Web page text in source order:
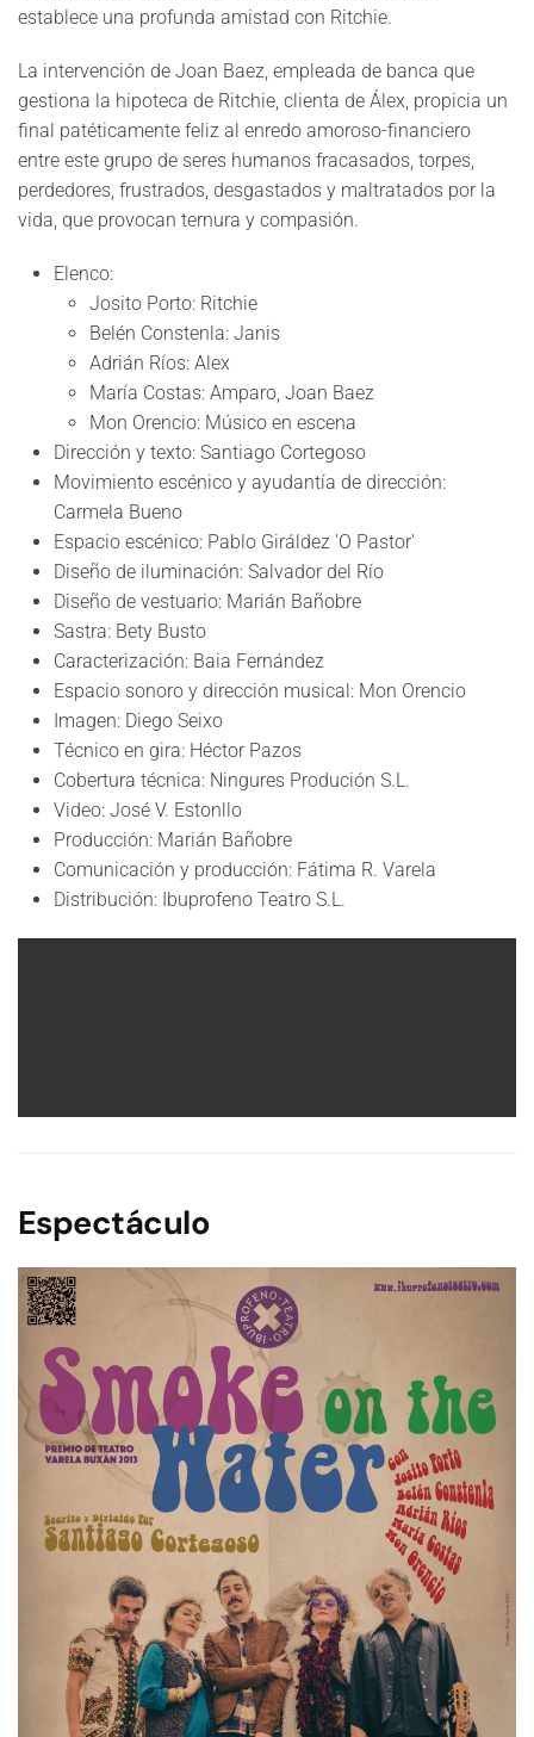
establece una profunda amistad con Ritchie.
La intervención de Joan Baez, empleada de banca que
gestiona la hipoteca de Ritchie, clienta de Álex, propicia un
final patéticamente feliz al enredo amoroso-financiero
entre este grupo de seres humanos fracasados, torpes,
perdedores, frustrados, desgastados y maltratados por la
vida, que provocan ternura y compasión.
Elenco:
Josito Porto: Ritchie
Belén Constenla: Janis
Adrián Ríos: Alex
María Costas: Amparo, Joan Baez
Mon Orencio: Músico en escena
Dirección y texto: Santiago Cortegoso
Movimiento escénico y ayudantía de dirección:
Carmela Bueno
Espacio escénico: Pablo Giráldez 'O Pastor'
Diseño de iluminación: Salvador del Río
Diseño de vestuario: Marián Bañobre
Sastra: Bety Busto
Caracterización: Baia Fernández
Espacio sonoro y dirección musical: Mon Orencio
Imagen: Diego Seixo
Técnico en gira: Héctor Pazos
Cobertura técnica: Ningures Produción S.L.
Video: José V. Estonllo
Producción: Marián Bañobre
Comunicación y producción: Fátima R. Varela
Distribución: Ibuprofeno Teatro S.L.
Espectáculo